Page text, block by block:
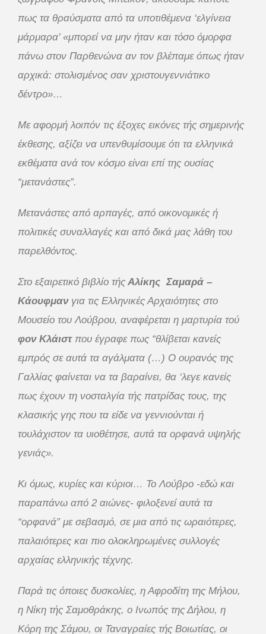
πως τα θραύσματα από τα υποτιθέμενα ‘ελγίνεια
μάρμαρα’ «μπορεί να μην ήταν και τόσο όμορφα
πάνω στον Παρθενώνα αν τον βλέπαμε όπως ήταν
αρχικά: στολισμένος σαν χριστουγεννιάτικο
δέντρο»…
Με αφορμή λοιπόν τις έξοχες εικόνες τής σημερινής
έκθεσης, αξίζει να υπενθυμίσουμε ότι τα ελληνικά
εκθέματα ανά τον κόσμο είναι επί της ουσίας
“μετανάστες”.
Μετανάστες από αρπαγές, από οικονομικές ή
πολιτικές συναλλαγές και από δικά μας λάθη του
παρελθόντος.
Στο εξαιρετικό βιβλίο τής Αλίκης Σαμαρά –
Κάουφμανγια τις Ελληνικές Αρχαιότητες στο
Μουσείο του Λούβρου, αναφέρεται η μαρτυρία τού
φον Κλάιστπου έγραφε πως “θλίβεται κανείς
εμπρός σε αυτά τα αγάλματα (…) Ο ουρανός της
Γαλλίας φαίνεται να τα βαραίνει, θα ‘λεγε κανείς
πως έχουν τη νοσταλγία τής πατρίδας τους, της
κλασικής γης που τα είδε να γεννιούνται ή
τουλάχιστον τα υιοθέτησε, αυτά τα ορφανά υψηλής
γενιάς».
Κι όμως, κυρίες και κύριοι… Το Λούβρο -εδώ και
παραπάνω από 2 αιώνες- φιλοξενεί αυτά τα
“ορφανά” με σεβασμό, σε μια από τις ωραιότερες,
παλαιότερες και πιο ολοκληρωμένες συλλογές
αρχαίας ελληνικής τέχνης.
Παρά τις όποιες δυσκολίες, η Αφροδίτη της Μήλου,
η Νίκη τής Σαμοθράκης, ο Ινωπός της Δήλου, η
Κόρη της Σάμου, οι Ταναγραίες τής Βοιωτίας, οι